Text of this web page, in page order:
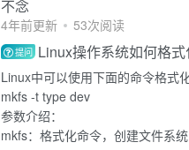
不念
4年前更新 53次阅读
提问 Linux操作系统如何格式
Linux中可以使用下面的命令格式化
mkfs -t type dev
参数介绍：
mkfs：格式化命令，创建文件系统